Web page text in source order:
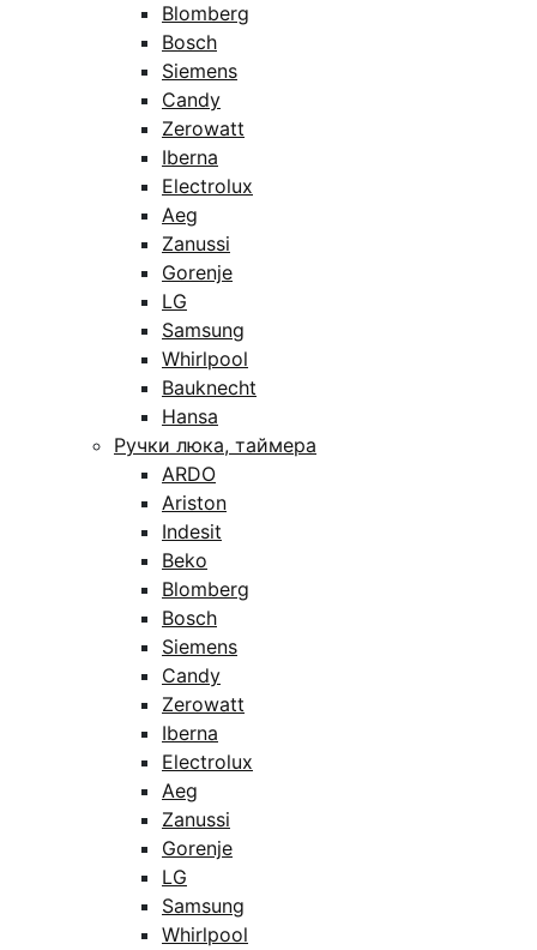
Blomberg
Bosch
Siemens
Candy
Zerowatt
Iberna
Electrolux
Aeg
Zanussi
Gorenje
LG
Samsung
Whirlpool
Bauknecht
Hansa
Ручки люка, таймера
ARDO
Ariston
Indesit
Beko
Blomberg
Bosch
Siemens
Candy
Zerowatt
Iberna
Electrolux
Aeg
Zanussi
Gorenje
LG
Samsung
Whirlpool